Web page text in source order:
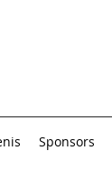
Sponsors